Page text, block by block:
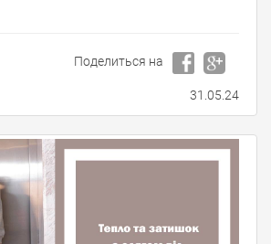
Поделиться на
31.05.24